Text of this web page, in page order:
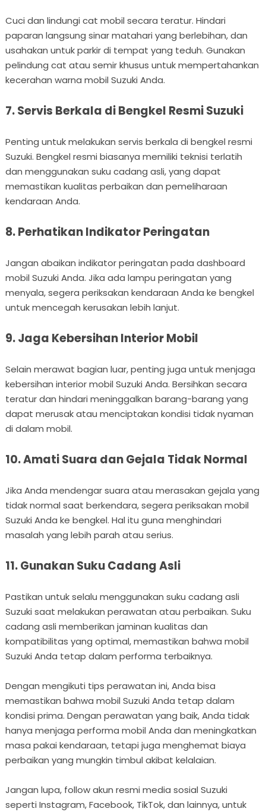
Cuci dan lindungi cat mobil secara teratur. Hindari
paparan langsung sinar matahari yang berlebihan, dan
usahakan untuk parkir di tempat yang teduh. Gunakan
pelindung cat atau semir khusus untuk mempertahankan
kecerahan warna mobil Suzuki Anda.
7. Servis Berkala di Bengkel Resmi Suzuki
Penting untuk melakukan servis berkala di bengkel resmi
Suzuki. Bengkel resmi biasanya memiliki teknisi terlatih
dan menggunakan suku cadang asli, yang dapat
memastikan kualitas perbaikan dan pemeliharaan
kendaraan Anda.
8. Perhatikan Indikator Peringatan
Jangan abaikan indikator peringatan pada dashboard
mobil Suzuki Anda. Jika ada lampu peringatan yang
menyala, segera periksakan kendaraan Anda ke bengkel
untuk mencegah kerusakan lebih lanjut.
9. Jaga Kebersihan Interior Mobil
Selain merawat bagian luar, penting juga untuk menjaga
kebersihan interior mobil Suzuki Anda. Bersihkan secara
teratur dan hindari meninggalkan barang-barang yang
dapat merusak atau menciptakan kondisi tidak nyaman
di dalam mobil.
10. Amati Suara dan Gejala Tidak Normal
Jika Anda mendengar suara atau merasakan gejala yang
tidak normal saat berkendara, segera periksakan mobil
Suzuki Anda ke bengkel. Hal itu guna menghindari
masalah yang lebih parah atau serius.
11. Gunakan Suku Cadang Asli
Pastikan untuk selalu menggunakan suku cadang asli
Suzuki saat melakukan perawatan atau perbaikan. Suku
cadang asli memberikan jaminan kualitas dan
kompatibilitas yang optimal, memastikan bahwa mobil
Suzuki Anda tetap dalam performa terbaiknya.
Dengan mengikuti tips perawatan ini, Anda bisa
memastikan bahwa mobil Suzuki Anda tetap dalam
kondisi prima. Dengan perawatan yang baik, Anda tidak
hanya menjaga performa mobil Anda dan meningkatkan
masa pakai kendaraan, tetapi juga menghemat biaya
perbaikan yang mungkin timbul akibat kelalaian.
Jangan lupa, follow akun resmi media sosial Suzuki
seperti Instagram, Facebook, TikTok, dan lainnya, untuk